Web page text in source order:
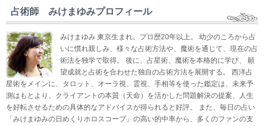
占術師 みけまゆみプロフィール
みけまゆみ 東京生まれ。プロ歴20年以上。 幼少のころから占
いに慣れ親しみ、様々な占術方法や、魔術を通じて、現在の占
術法を独学で取得。 後に、占星術、魔術を本格的に学び、 願
望成就と占術を合わせた独自の占術方法を展開する。 西洋占
星術をメインに、タロット、オーラ視、霊視、手相等を使った鑑定は、未来予
測はもとより、クライアントの本質（天命）を活かした問題解決の提案、人生
を好転させるための具体的なアドバイスが得られると好評。 また、毎日の占い
「みけまゆみの日めくりホロスコープ」の高い的中率から、多くのファンの支